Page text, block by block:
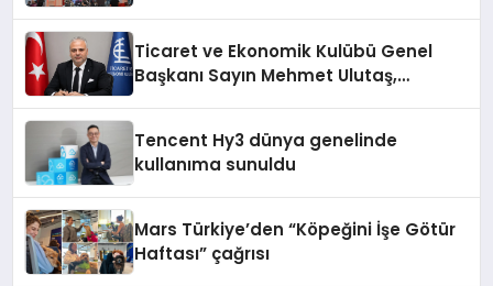
Ticaret ve Ekonomik Kulübü Genel
Başkanı Sayın Mehmet Ulutaş,
Tencent Hy3 dünya genelinde
kullanıma sunuldu
Mars Türkiye’den “Köpeğini İşe Götür
Haftası” çağrısı